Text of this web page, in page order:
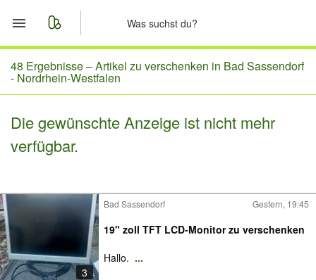
Start
Merkliste
Nachrichten
48 Ergebnisse –Artikel zu verschenken in Bad Sassendorf
- Nordrhein-Westfalen
Die gewünschte Anzeige ist nicht mehr
verfügbar.
3
Bad Sassendorf Gestern, 19:45
19" zoll TFT LCD-Monitor zu verschenken
Hallo. ...